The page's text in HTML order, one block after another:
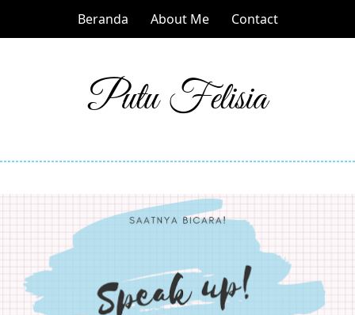
Beranda About Me Contact
Putu Felisia